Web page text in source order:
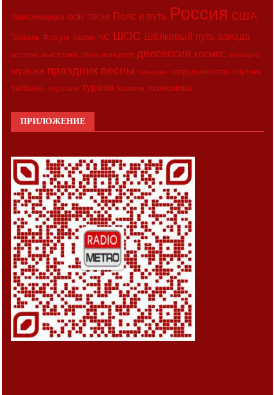
Минкоммерции ООН ПМЭФ Пояс и путь Россия США
Тайвань Форум Харбин ЧС ШОС Шёлковый путь азиада
встреча выставка гала-концерт двесессии космос медицина
музыка праздник весны синьцзян сотрудничество спутник
тайвань торговля туризм экология экономика
ПРИЛОЖЕНИЕ